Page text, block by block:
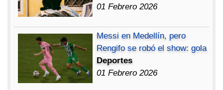
01 Febrero 2026
Messi en Medellín, pero
Rengifo se robó el show: gola
Deportes
01 Febrero 2026